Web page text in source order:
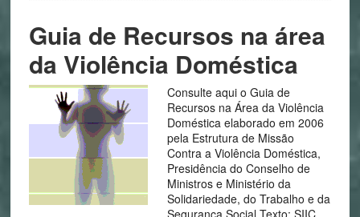
Guia de Recursos na área
da Violência Doméstica
Consulte aqui o Guia de
Recursos na Área da Violência
Doméstica elaborado em 2006
pela Estrutura de Missão
Contra a Violência Doméstica,
Presidência do Conselho de
Ministros e Ministério da
Solidariedade, do Trabalho e da
Segurança Social Texto: SIIC